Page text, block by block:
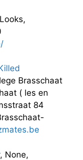
Brasschaat
( les en
84
, None,